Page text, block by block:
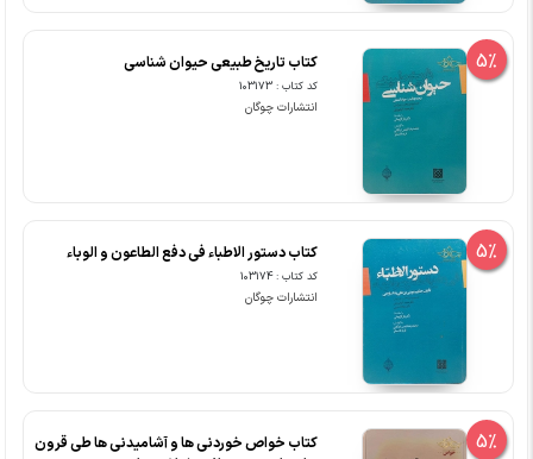
5% کتاب تاریخ طبیعی حیوان شناسی
کد کتاب : 103173
انتشارات چوگان
5% کتاب دستور الاطباء فی دفع الطاعون و الوباء
کد کتاب : 103174
انتشارات چوگان
5%
کتاب خواص خوردنی ها و آشامیدنی ها طی قرون